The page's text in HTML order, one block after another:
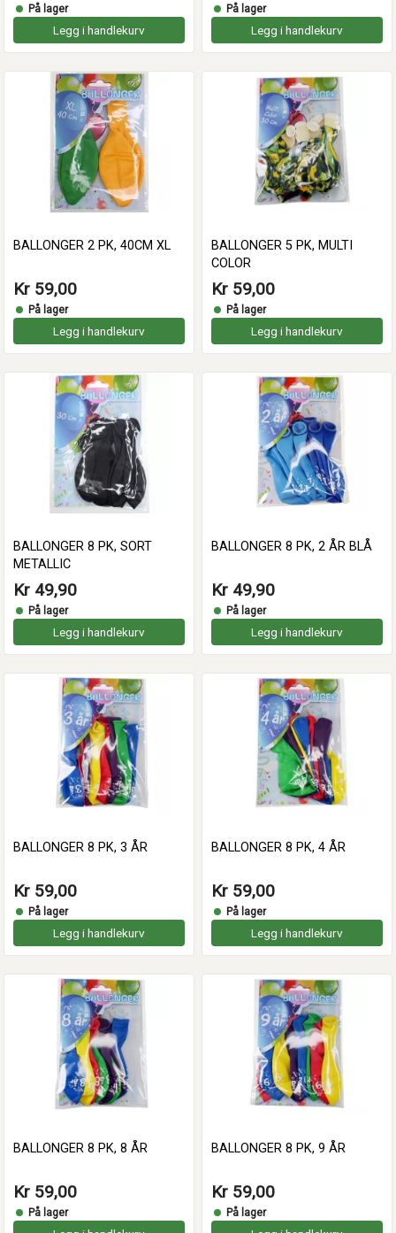
På lager
Legg i handlekurv
På lager
Legg i handlekurv
BALLONGER 2 PK, 40CM XL
Kr 59,00
På lager
Legg i handlekurv
BALLONGER 5 PK, MULTI
COLOR
Kr 59,00
På lager
Legg i handlekurv
BALLONGER 8 PK, SORT
METALLIC
Kr 49,90
På lager
Legg i handlekurv
BALLONGER 8 PK, 2 ÅR BLÅ
Kr 49,90
På lager
Legg i handlekurv
BALLONGER 8 PK, 3 ÅR
Kr 59,00
På lager
Legg i handlekurv
BALLONGER 8 PK, 4 ÅR
Kr 59,00
På lager
Legg i handlekurv
BALLONGER 8 PK, 8 ÅR
Kr 59,00
På lager
BALLONGER 8 PK, 9 ÅR
Kr 59,00
På lager